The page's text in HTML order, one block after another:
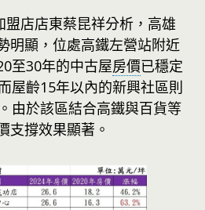
盟店店東蔡昆祥分析，高雄
明顯，位處高鐵左營站附近
至30年的中古屋房價已穩定
屋齡15年以內的新興社區則
由於該區結合高鐵與百貨等
支撐效果顯著。